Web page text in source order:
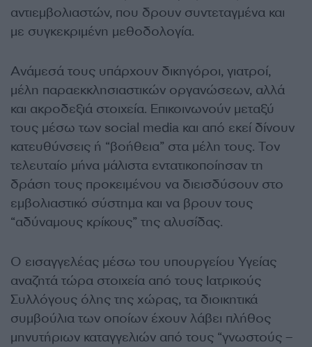
αντιεμβολιαστών, που δρουν συντεταγμένα και
με συγκεκριμένη μεθοδολογία.
Ανάμεσά τους υπάρχουν δικηγόροι, γιατροί,
μέλη παραεκκλησιαστικών οργανώσεων, αλλά
και ακροδεξιά στοιχεία. Επικοινωνούν μεταξύ
τους μέσω των social media και από εκεί δίνουν
κατευθύνσεις ή “βοήθεια” στα μέλη τους. Τον
τελευταίο μήνα μάλιστα εντατικοποίησαν τη
δράση τους προκειμένου να διεισδύσουν στο
εμβολιαστικό σύστημα και να βρουν τους
“αδύναμους κρίκους” της αλυσίδας.
Ο εισαγγελέας μέσω του υπουργείου Υγείας
αναζητά τώρα στοιχεία από τους Ιατρικούς
Συλλόγους όλης της χώρας, τα διοικητικά
συμβούλια των οποίων έχουν λάβει πλήθος
μηνυτήριων καταγγελιών από τους “γνωστούς –